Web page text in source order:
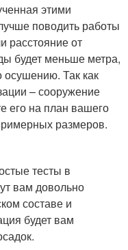
этими
поводить работы
расстояние от
будет меньше метра,
Так как
– сооружение
его на план вашего
размеров.
тесты в
вам довольно
составе и
будет вам